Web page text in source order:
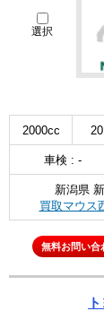
選択
2000cc
車検 : -
新潟県
買取マウス
無料お問い合